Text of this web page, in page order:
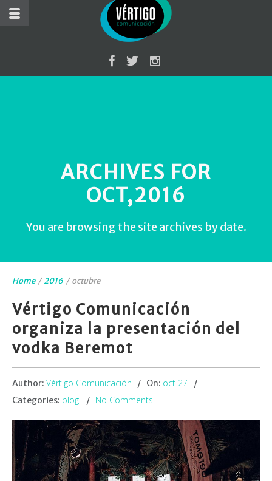
ARCHIVES FOR
OCT,2016
You are browsing the site archives by date.
Home /2016 /octubre
Vértigo Comunicación
organiza la presentación del
vodka Beremot
Author: Vértigo Comunicación On: oct 27
Categories: blog No Comments